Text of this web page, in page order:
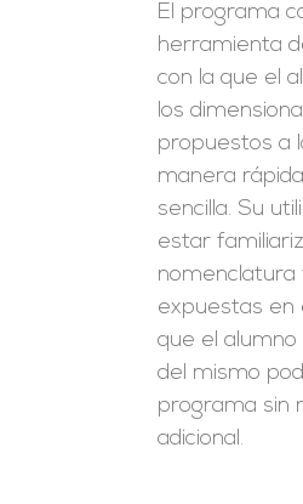
El programa
herramienta
con la que el
los
propuestos a
manera
sencilla. Su
estar
nomenclatura
expuestas en
que el alumno
del mismo
programa sin
adicional.